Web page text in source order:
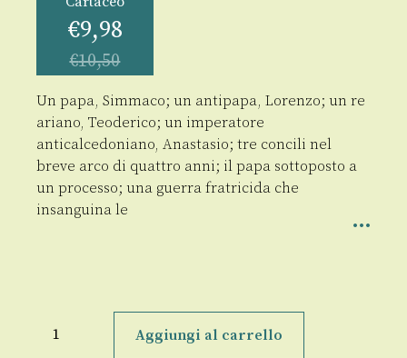
€9,98
€10,50
Un papa, Simmaco; un antipapa, Lorenzo; un re
ariano, Teoderico; un imperatore
anticalcedoniano, Anastasio; tre concili nel
breve arco di quattro anni; il papa sottoposto a
un processo; una guerra fratricida che
insanguina le
Chiesa
Aggiungi al carrello